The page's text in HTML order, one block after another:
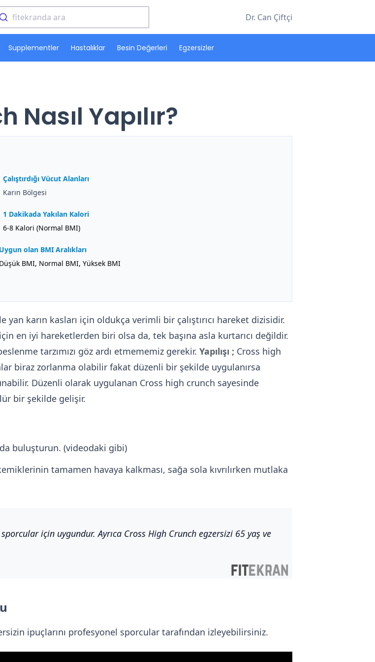
fitekranda ara Dr. Can Çiftçi
Supplementler Hastalıklar Besin Değerleri Egzersizler
Yapılır?
Çalıştırdığı Vücut Alanları
Karın Bölgesi
1 Dakikada Yakılan Kalori
6-8 Kalori (Normal BMI)
Uygun olan BMI Aralıkları
Düşük BMI, Normal BMI, Yüksek BMI
karın kasları için oldukça verimli bir çalıştırıcı hareket dizisidir.
en iyi hareketlerden biri olsa da, tek başına asla kurtarıcı değildir.
tarzımızı göz ardı etmememiz gerekir. Yapılışı ; Cross high
biraz zorlanma olabilir fakat düzenli bir şekilde uygulanırsa
Düzenli olarak uygulanan Cross high crunch sayesinde
bir şekilde gelişir.
buluşturun. (videodaki gibi)
tamamen havaya kalkması, sağa sola kıvrılırken mutlaka
için uygundur. Ayrıca Cross High Crunch egzersizi 65 yaş ve
ipuçlarını profesyonel sporcular tarafından izleyebilirsiniz.